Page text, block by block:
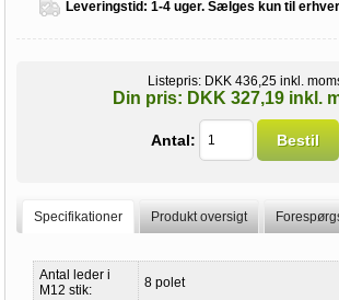
Leveringstid: 1-4 uger. Sælges kun til
Listepris: DKK 436,25 inkl.
Din pris: DKK 327,19 inkl.
Antal: Bestil
Specifikationer Produkt oversigt
Antal leder i
M12 stik:
8 polet